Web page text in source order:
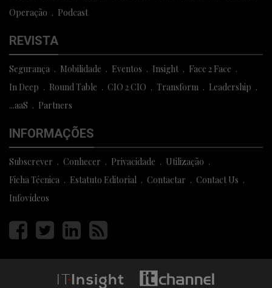
Operação
Podcast
REVISTA
Segurança Mobilidade Eventos Insight
Face 2 Face
In Deep
Round Table CIO 2 CIO Transform
Leadership
...aaS
Partners
INFORMAÇÕES
Subscrever Conhecer Privacidade
Utilização
Ficha Técnica
Estatuto Editorial Contactar
Contact Us
Infovídeos
Página
facebook
Página
twitter
Página
linkedin
Página
rss